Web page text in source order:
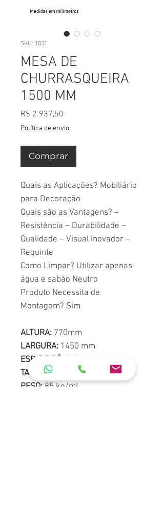
SKU: 1831
MESA DE
CHURRASQUEIRA
1500 MM
R$ 2.937,50
Política de envio
Comprar
Quais as Aplicações? Mobiliário
para Decoração
Quais são as Vantagens? –
Resistência – Durabilidade –
Qualidade – Visual Inovador –
Requinte
Como Limpar? Utilizar apenas
água e sabão Neutro
Produto Necessita de
Montagem? Sim
ALTURA: 770mm
LARGURA: 1450 mm
ESP. DO PÉ:
TAMPO:1500 mm X 720 mm
PESO: 85 kg/mL